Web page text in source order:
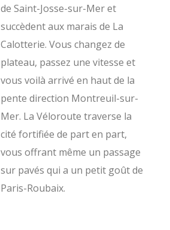
de Saint-Josse-sur-Mer et
succèdent aux marais de La
Calotterie. Vous changez de
plateau, passez une vitesse et
vous voilà arrivé en haut de la
pente direction Montreuil-sur-
Mer. La Véloroute traverse la
cité fortifiée de part en part,
vous offrant même un passage
sur pavés qui a un petit goût de
Paris-Roubaix.